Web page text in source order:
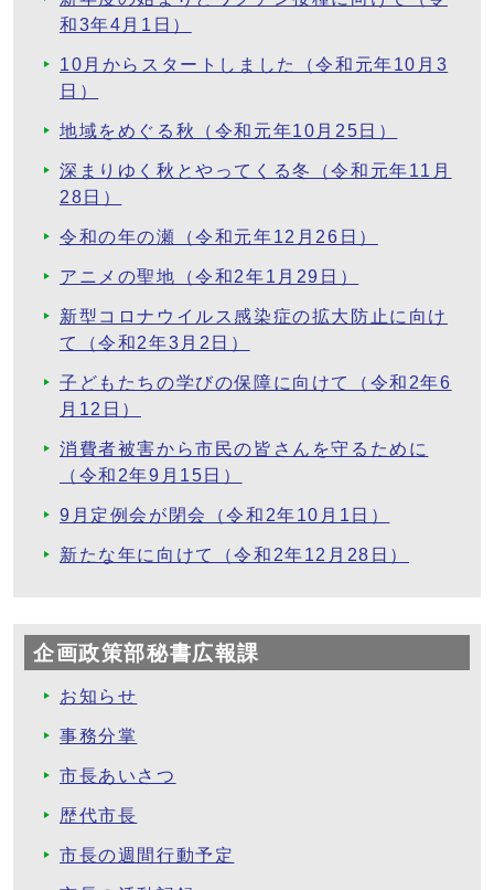
和3年4月1日）
10月からスタートしました（令和元年10月3
日）
地域をめぐる秋（令和元年10月25日）
深まりゆく秋とやってくる冬（令和元年11月
28日）
令和の年の瀬（令和元年12月26日）
アニメの聖地（令和2年1月29日）
新型コロナウイルス感染症の拡大防止に向け
て（令和2年3月2日）
子どもたちの学びの保障に向けて（令和2年6
月12日）
消費者被害から市民の皆さんを守るために
（令和2年9月15日）
9月定例会が閉会（令和2年10月1日）
新たな年に向けて（令和2年12月28日）
企画政策部秘書広報課
お知らせ
事務分掌
市長あいさつ
歴代市長
市長の週間行動予定